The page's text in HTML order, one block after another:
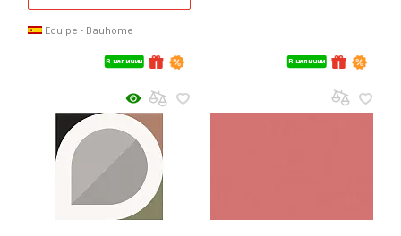
В наличии
Equipe - Bauhome
В наличии